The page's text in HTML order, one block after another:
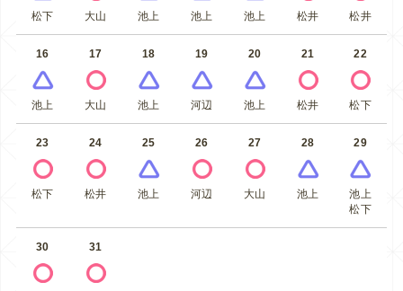
松下 大山 池上 池上 池上 松井 松井
16
池上
17
大山
18
池上
19
河辺
20
池上
21
松井
22
松下
23
松下
24
松井
25
池上
26
河辺
27
大山
28
池上
29
池上
松下
30 31